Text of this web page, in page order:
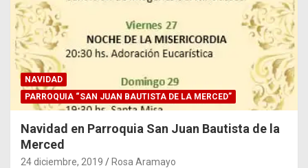
NAVIDAD
PARROQUIA “SAN JUAN BAUTISTA DE LA MERCED”
Navidad en Parroquia San Juan Bautista de la
Merced
24 diciembre, 2019 Rosa Aramayo